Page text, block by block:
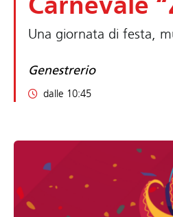
Una giornata di festa,
Genestrerio
dalle 10:45